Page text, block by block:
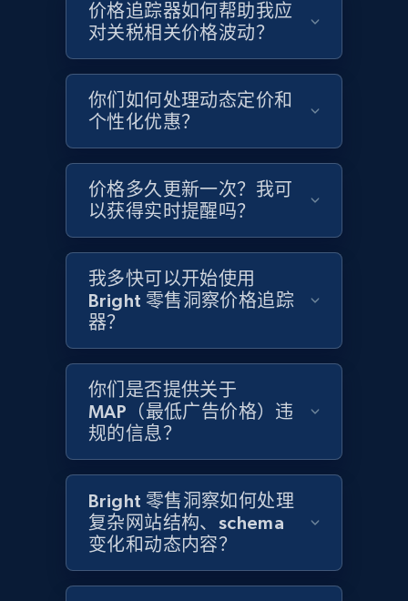
Title, Seller name, Brand, Description, Initial
price, Currency, Availability, Reviews count, and
more.
2.1K+ 375+ 立即开始
Amazon products global dataset - Collects
Title, Seller name, Brand, Description, Initial
price, Currency, Availability, Reviews count, and
Amazon products global dataset -
Collecting products by keyword search
Title, Seller name, Brand, Description, Initial
price, Currency, Availability, Reviews count, and
2.1K+ 375+ 立即开始
价格追踪器如何帮助我应
对关税相关价格波动？
你们如何处理动态定价和
个性化优惠？
价格多久更新一次？我可
以获得实时提醒吗？
我多快可以开始使用
Bright 零售洞察价格追踪
器？
你们是否提供关于
MAP（最低广告价格）违
规的信息？
Bright 零售洞察如何处理
复杂网站结构、schema
变化和动态内容？